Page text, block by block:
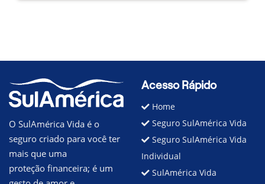
O SulAmérica Vida é o
seguro criado para você ter
mais que uma
proteção financeira; é um
Acesso Rápido
Home
Seguro SulAmérica Vida
Seguro SulAmérica Vida
Individual
SulAmérica Vida